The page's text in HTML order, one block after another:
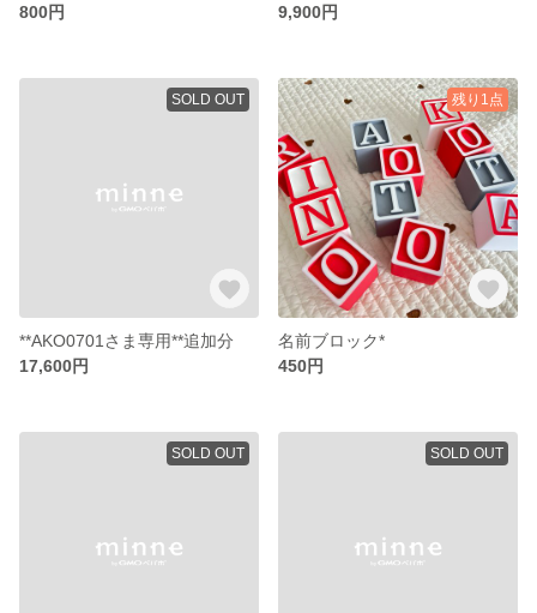
800円
9,900円
SOLD OUT
**AKO0701さま専用**追加分
17,600円
残り1点
名前ブロック*
450円
SOLD OUT SOLD OUT